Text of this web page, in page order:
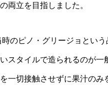
両立を目指しました。
のピノ・グリージョとい
スタイルで造られるのが一
一切接触させずに果汁のみ